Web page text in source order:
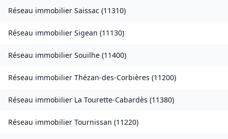
Réseau immobilier Saissac (11310)
Réseau immobilier Sigean (11130)
Réseau immobilier Souilhe (11400)
Réseau immobilier Thézan-des-Corbières (11200)
Réseau immobilier La Tourette-Cabardès (11380)
Réseau immobilier Tournissan (11220)